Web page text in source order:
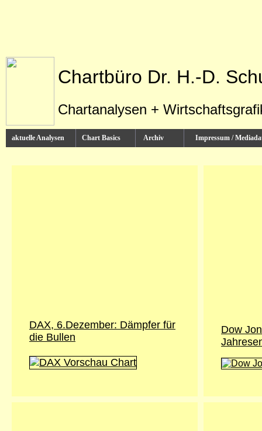
Chartbüro Dr. H.-D.
Chartanalysen +
aktuelle Analysen Chart Basics Archiv Impressum /
DAX, 6.Dezember: Dämpfer für
die Bullen
Dow